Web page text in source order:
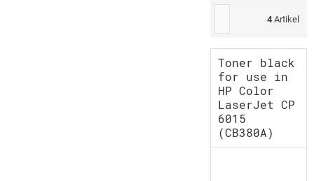
4 Artikel
Toner black
for use in
HP Color
LaserJet CP
6015
(CB380A)